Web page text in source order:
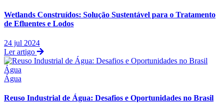
Wetlands Construídos: Solução Sustentável para o Tratamento
de Efluentes e Lodos
24 jul 2024
Ler artigo
Água
Água
Reuso Industrial de Água: Desafios e Oportunidades no Brasil